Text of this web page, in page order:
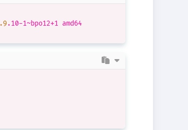
.10-1~bpo12+1 amd64